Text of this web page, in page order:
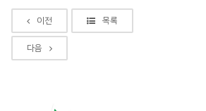
이전 목록
다음